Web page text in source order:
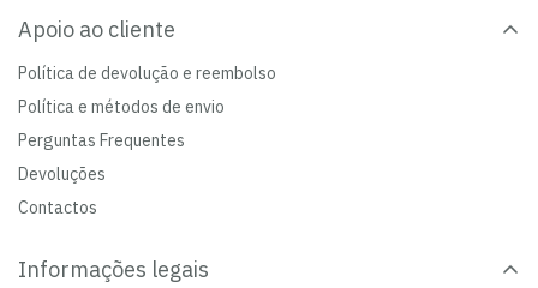
Apoio ao cliente
Política de devolução e reembolso
Política e métodos de envio
Perguntas Frequentes
Devoluções
Contactos
Informações legais